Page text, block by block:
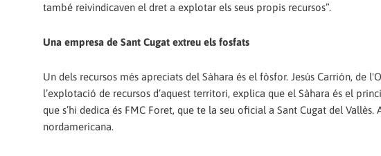
també reivindicaven el dret a explotar els seus propis recursos”.
Una empresa de Sant Cugat extreu els fosfats
Un dels recursos més apreciats del Sàhara és el fòsfor. Jesús Carrión, de
l’explotació de recursos d’aquest territori, explica que el Sàhara és el
que s’hi dedica és FMC Foret, que te la seu oficial a Sant Cugat del
nordamericana.